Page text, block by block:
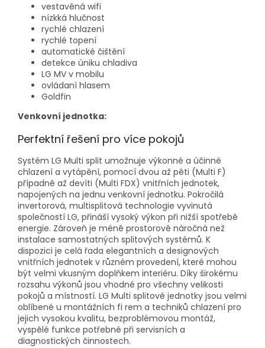
vestavěná wifi
nízkká hlučnost
rychlé chlazení
rychlé topení
automatické čištění
detekce úniku chladiva
LG MV v mobilu
ovládaní hlasem
Goldfin
Venkovní jednotka:
Perfektní řešení pro více pokojů
Systém LG Multi split umožnuje výkonné a účinné
chlazení a vytápění, pomocí dvou až pěti (Multi F)
případně až devíti (Multi FDX) vnitřních jednotek,
napojených na jednu venkovní jednotku. Pokročilá
invertorová, multisplitová technologie vyvinutá
společností LG, přináší vysoký výkon při nižší spotřebě
energie. Zároveň je méně prostorově náročná než
instalace samostatných splitových systémů. K
dispozici je celá řada elegantních a designových
vnitřních jednotek v různém provedení, které mohou
být velmi vkusným doplňkem interiéru. Díky širokému
rozsahu výkonů jsou vhodné pro všechny velikosti
pokojů a místností. LG Multi splitové jednotky jsou velmi
oblíbené u montážních fi rem a techniků chlazení pro
jejich vysokou kvalitu, bezproblémovou montáž,
vyspělé funkce potřebné při servisních a
diagnostických činnostech.